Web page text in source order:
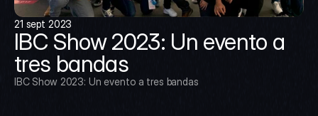
21 sept 2023
IBC Show 2023: Un evento a
tres bandas
IBC Show 2023: Un evento a tres bandas